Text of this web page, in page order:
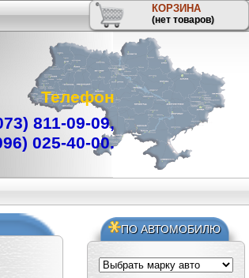
КОРЗИНА
(нет товаров)
Телефон
811-09-09,
025-40-00.
ПО АВТОМОБИЛЮ